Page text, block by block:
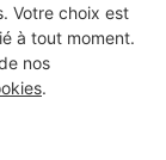
Votre choix est
à tout moment.
nos
.